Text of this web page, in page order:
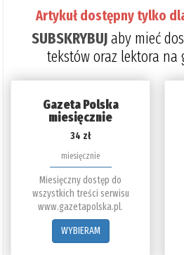
Artykuł dostępny tylko
SUBSKRYBUJaby mieć
tekstów oraz lektora na
Gazeta Polska
miesięcznie
34 zł
miesięcznie
Miesięczny dostęp do
wszystkich treści serwisu
www.gazetapolska.pl.
WYBIERAM